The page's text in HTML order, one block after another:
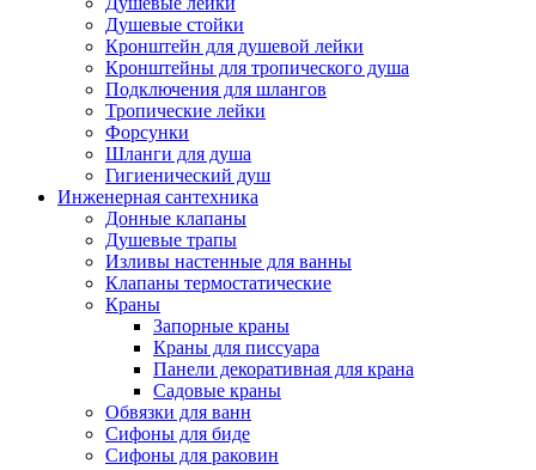
Душевые стойки
Кронштейн для душевой лейки
Кронштейны для тропического душа
Подключения для шлангов
Тропические лейки
Форсунки
Шланги для душа
Гигиенический душ
Инженерная сантехника
Донные клапаны
Душевые трапы
Изливы настенные для ванны
Клапаны термостатические
Краны
Запорные краны
Краны для писсуара
Панели декоративная для крана
Садовые краны
Обвязки для ванн
Сифоны для биде
Сифоны для раковин